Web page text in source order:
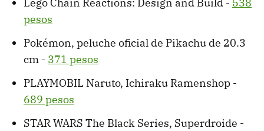
Lego Chain Reactions: Design and Build - 538
pesos
Pokémon, peluche oficial de Pikachu de 20.3
cm - 371 pesos
PLAYMOBIL Naruto, Ichiraku Ramenshop -
689 pesos
STAR WARS The Black Series, Superdroide -